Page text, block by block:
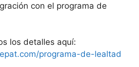
con el programa de
los detalles aquí:
programa-de-lealtad